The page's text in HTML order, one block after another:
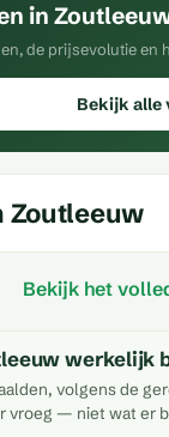
in
de prijsevolutie en
Bekijk alle
Zoutleeuw
Bekijk het
werkelijk
volgens de
vroeg — niet wat er